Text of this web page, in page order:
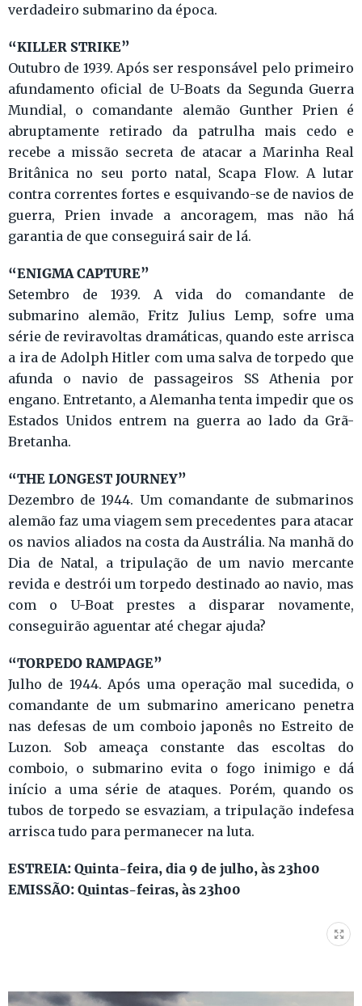
verdadeiro submarino da época.
“KILLER STRIKE”
Outubro de 1939. Após ser responsável pelo primeiro
afundamento oficial de U-Boats da Segunda Guerra
Mundial, o comandante alemão Gunther Prien é
abruptamente retirado da patrulha mais cedo e
recebe a missão secreta de atacar a Marinha Real
Britânica no seu porto natal, Scapa Flow. A lutar
contra correntes fortes e esquivando-se de navios de
guerra, Prien invade a ancoragem, mas não há
garantia de que conseguirá sair de lá.
“ENIGMA CAPTURE”
Setembro de 1939. A vida do comandante de
submarino alemão, Fritz Julius Lemp, sofre uma
série de reviravoltas dramáticas, quando este arrisca
a ira de Adolph Hitler com uma salva de torpedo que
afunda o navio de passageiros SS Athenia por
engano. Entretanto, a Alemanha tenta impedir que os
Estados Unidos entrem na guerra ao lado da Grã-
Bretanha.
“THE LONGEST JOURNEY”
Dezembro de 1944. Um comandante de submarinos
alemão faz uma viagem sem precedentes para atacar
os navios aliados na costa da Austrália. Na manhã do
Dia de Natal, a tripulação de um navio mercante
revida e destrói um torpedo destinado ao navio, mas
com o U-Boat prestes a disparar novamente,
conseguirão aguentar até chegar ajuda?
“TORPEDO RAMPAGE”
Julho de 1944. Após uma operação mal sucedida, o
comandante de um submarino americano penetra
nas defesas de um comboio japonês no Estreito de
Luzon. Sob ameaça constante das escoltas do
comboio, o submarino evita o fogo inimigo e dá
início a uma série de ataques. Porém, quando os
tubos de torpedo se esvaziam, a tripulação indefesa
arrisca tudo para permanecer na luta.
ESTREIA: Quinta-feira, dia 9 de julho, às 23h00
EMISSÃO: Quintas-feiras, às 23h00